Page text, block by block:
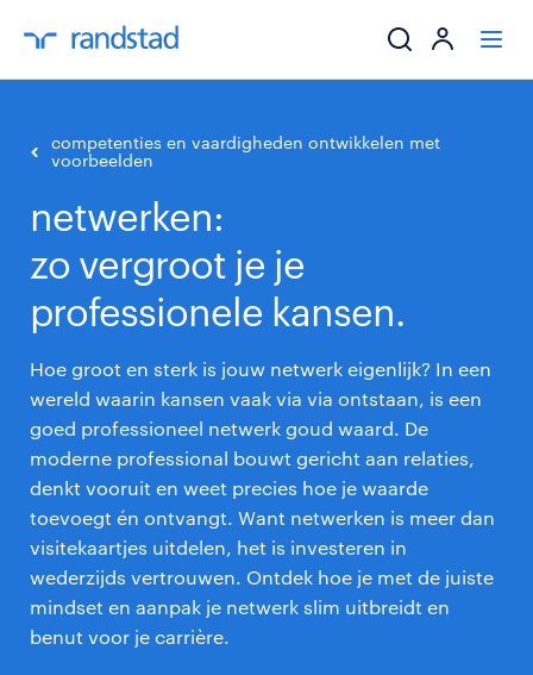
ik zoek een
over randstad
competenties en vaardigheden ontwikkelen met
voorbeelden
netwerken:
zo vergroot je je
professionele kansen.
Hoe groot en sterk is jouw netwerk eigenlijk? In een
wereld waarin kansen vaak via via ontstaan, is een
goed professioneel netwerk goud waard. De
moderne professional bouwt gericht aan relaties,
denkt vooruit en weet precies hoe je waarde
toevoegt én ontvangt. Want netwerken is meer dan
visitekaartjes uitdelen, het is investeren in
wederzijds vertrouwen. Ontdek hoe je met de juiste
mindset en aanpak je netwerk slim uitbreidt en
benut voor je carrière.